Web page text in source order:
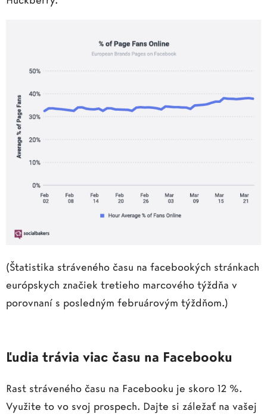
(Štatistika stráveného času na facebookých stránkach
európskych značiek tretieho marcového týždňa v
porovnaní s posledným februárovým týždňom.)
Ľudia trávia viac času na Facebooku
Rast stráveného času na Facebooku je skoro 12 %.
Využite to vo svoj prospech. Dajte si záležať na vašej